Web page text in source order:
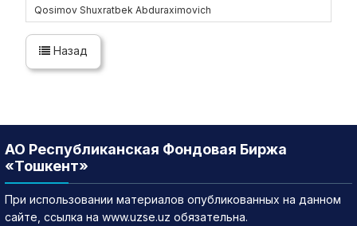
Qosimov Shuxratbek Abduraximovich
Назад
АО Республиканская Фондовая Биржа
«Тошкент»
При использовании материалов опубликованных на данном
сайте, ссылка на www.uzse.uz обязательна.